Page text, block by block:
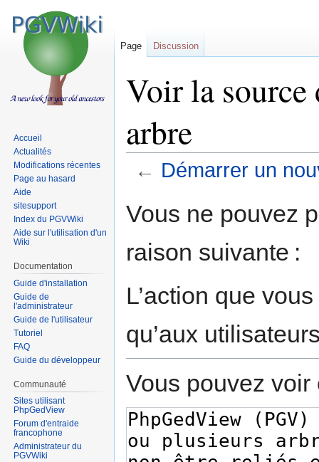
Voir la source
arbre
← Démarrer un
à
navigation
à
recherche
Vous ne pouvez
raison suivante :
L’action que
qu’aux
Vous pouvez
Page Discussion
Accueil
Actualités
Modifications récentes
Page au hasard
Aide
sitesupport
Index du PGVWiki
Aide sur l'utilisation d'un
Wiki
Documentation
Guide d'installation
Guide de
l'administrateur
Guide de l'utilisateur
Tutoriel
FAQ
Guide du développeur
Communauté
Sites utilisant
PhpGedView
Forum d'entraide
francophone
Administrateur du
PGVWiki